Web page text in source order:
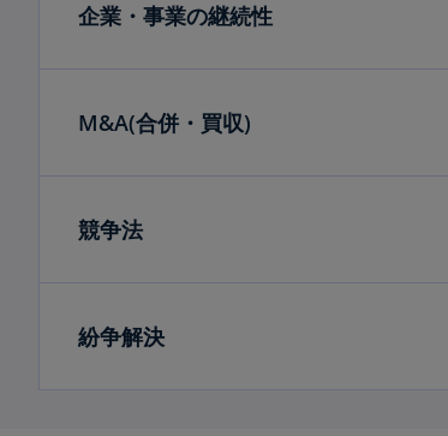
企業・事業の継続性
M&A(合併・買収)
競争法
紛争解決